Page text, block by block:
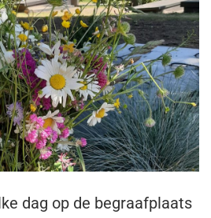
dag op de begraafplaats